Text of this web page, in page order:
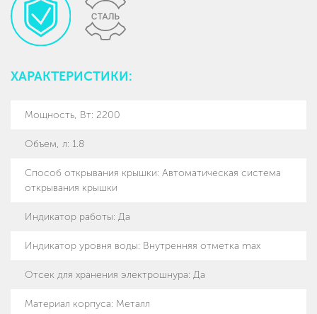
ХАРАКТЕРИСТИКИ:
Мощность, Вт: 2200
Объем, л: 1.8
Способ открывания крышки: Автоматическая система
открывания крышки
Индикатор работы: Да
Индикатор уровня воды: Внутренняя отметка max
Отсек для хранения электрошнура: Да
Материал корпуса: Металл